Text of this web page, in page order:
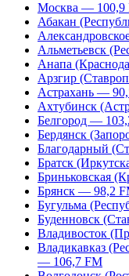
Москва — 100,9
Абакан
Альметьевск
Анапа
Арзгир
Астрахань —
Ахтубинск
Белгород —
Бердянск
Благодарный
Братск
Бриньковская
Брянск — 98,2
Бугульма
Буденновск
Владивосток
Владикавказ
— 106,7 FM